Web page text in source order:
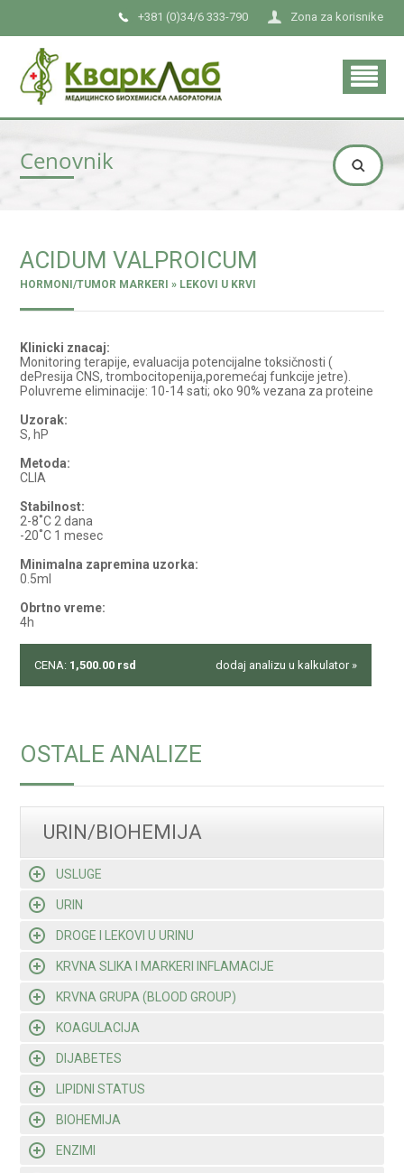
Zona za korisnike
+381 (0)34/6 333-790
Cenovnik
ACIDUM VALPROICUM
HORMONI/TUMOR MARKERI » LEKOVI U KRVI
Klinicki znacaj:
Monitoring terapije, evaluacija potencijalne toksičnosti (
dePresija CNS, trombocitopenija,poremećaj funkcije jetre).
Poluvreme eliminacije: 10-14 sati; oko 90% vezana za proteine
Uzorak:
S, hP
Metoda:
CLIA
Stabilnost:
2-8˚C 2 dana
-20˚C 1 mesec
Minimalna zapremina uzorka:
0.5ml
Obrtno vreme:
4h
CENA: 1,500.00 rsd dodaj analizu u kalkulator »
OSTALE ANALIZE
URIN/BIOHEMIJA
USLUGE
URIN
DROGE I LEKOVI U URINU
KRVNA SLIKA I MARKERI INFLAMACIJE
KRVNA GRUPA (BLOOD GROUP)
KOAGULACIJA
DIJABETES
LIPIDNI STATUS
BIOHEMIJA
ENZIMI